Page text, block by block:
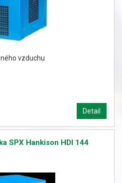
vzduchu
Detail
SPX Hankison HDI 144